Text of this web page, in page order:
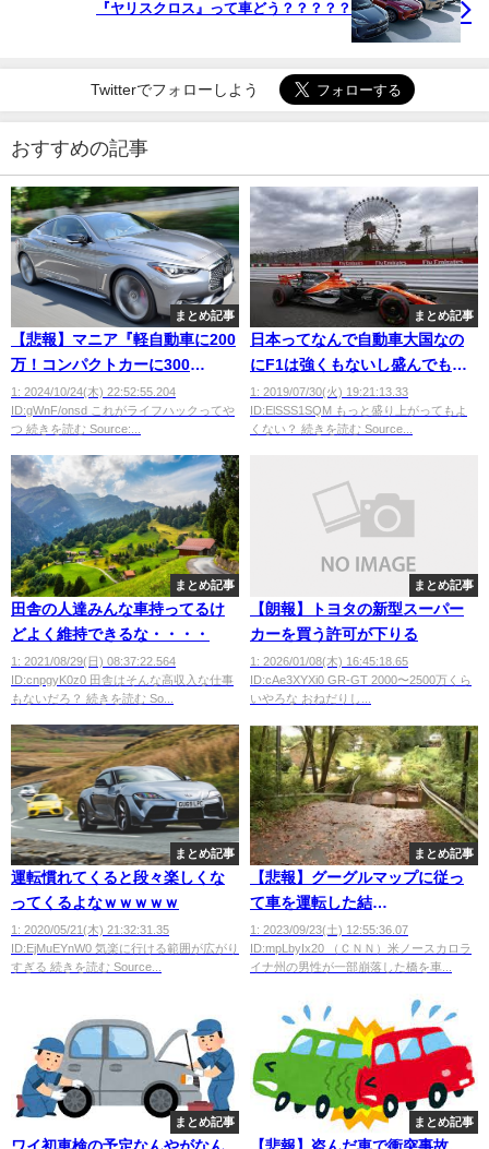
『ヤリスクロス』って車どう？？？？？
Twitterでフォローしよう
おすすめの記事
まとめ記事
【悲報】マニア『軽自動車に200
万！コンパクトカーに300
万！！』聖クルマ賢者ワイ『元
高級車の中古を100万で購入する
んゴ！』←これ
1: 2024/10/24(木) 22:52:55.204
ID:gWnF/onsd これがライフハックってや
つ 続きを読む Source:...
まとめ記事
日本ってなんで自動車大国なの
にF1は強くもないし盛んでもな
いんや？
1: 2019/07/30(火) 19:21:13.33
ID:ElSSS1SQM もっと盛り上がってもよ
くない？ 続きを読む Source...
まとめ記事
田舎の人達みんな車持ってるけ
どよく維持できるな・・・・
1: 2021/08/29(日) 08:37:22.564
ID:cnpgyK0z0 田舎はそんな高収入な仕事
もないだろ？ 続きを読む So...
まとめ記事
【朗報】トヨタの新型スーパー
カーを買う許可が下りる
1: 2026/01/08(木) 16:45:18.65
ID:cAe3XYXi0 GR-GT 2000〜2500万くら
いやろな おねだりし...
まとめ記事
運転慣れてくると段々楽しくな
ってくるよなｗｗｗｗｗ
1: 2020/05/21(木) 21:32:31.35
ID:EjMuEYnW0 気楽に行ける範囲が広がり
すぎる 続きを読む Source...
まとめ記事
【悲報】グーグルマップに従っ
て車を運転した結
果・・・・・・
1: 2023/09/23(土) 12:55:36.07
ID:mpLbyIx20 （ＣＮＮ）米ノースカロラ
イナ州の男性が一部崩落した橋を車...
まとめ記事
ワイ初車検の予定なんやがなん
まとめ記事
【悲報】盗んだ車で衝突事故、